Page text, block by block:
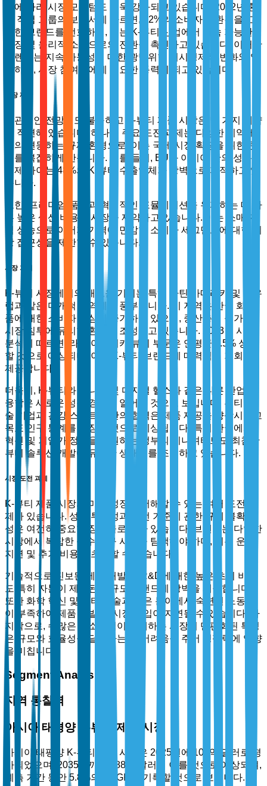
함에 따라 시장 모멘텀도 더욱 강화되고 있습니다. 2022년 환
경 작업 그룹의 보고서에 따르면, 62%의 소비자가 환경을 고
려한 브랜드를 선호하며, 이는 K-뷰티 산업에서 지속 가능한
포장 및 윤리적 소싱으로의 전환을 촉진하고 있습니다. 이러한
트렌드는 지속 가능성에 대한 광범위한 거시경제적 변화와 일
치하며, 시장 참여자에게 중요한 동력이 되고 있습니다.
시장 제약
낙관적인 전망에도 불구하고 K-뷰티 제품 시장은 몇 가지 제약
에 직면해 있습니다. 하나의 주요 도전 과제는 다양한 지역에
서의 변동하는 규제 환경으로, 이는 국제 시장 확장을 위한 준
수를 복잡하게 만듭니다. 예를 들어, EU와 아시아 간의 성분
규제 차이는 48%의 K-뷰티 수출업체가 장벽으로 지적하고 있
습니다.
또한, 프리미엄 품질과 혁신적인 포뮬레이션을 유지하는 데 따
른 높은 생산 비용이 시장을 제약하고 있습니다. 이는 소매 가
격 상승으로 이어져 가격에 민감한 소비자 세그먼트에 대한 시
장 접근성을 제한할 수 있습니다.
시장 기회
K-뷰티 시장에서의 새로운 기회는 특히 라틴 아메리카 및 동유
럽과 같은 미개척 지역에서 풍부합니다. 이 지역은 한국 화장
품에 대한 소비자 관심이 증가하고 있으며, 중산층의 증가로
시장 침투에 유리한 환경이 조성되고 있습니다. 2023년 시장
분석에 따르면, 라틴 아메리카 뷰티 부문은 연평균 7.5% 성장
할 것으로 예상되며, 이는 K-뷰티 브랜드에 매력적인 기회를
제공합니다.
더욱이, K-뷰티와 웰니스 및 디지털 헬스와 같은 다른 산업의
융합은 새로운 성장 경로를 열어줄 것으로 보입니다. 뷰티 기
술 기업과 건강 스타트업 간의 협력은 제품 제공을 향상시키고
목표 인구 통계를 확장할 것으로 예상됩니다. 특히 한국에서
혁신 및 기업가 정신을 지원하는 정부의 이니셔티브도 최첨단
뷰티 솔루션 개발에 유리한 생태계를 조성하고 있습니다.
시장 도전 과제
K-뷰티 제품 시장의 미래 성장을 저해할 수 있는 여러 도전 과
제가 있습니다. 성분 투명성과 안전 기준에 관한 규제 불확실
성은 여전히 중요한 장애물로 남아 있습니다. 브랜드는 다양한
시장에서 복잡한 준수 요구 사항을 탐색해야 하며, 이는 운영
지연 및 추가 비용을 초래할 수 있습니다.
기술적으로 진보된 제품 개발 및 R&D에 대한 높은 초기 비용
도 특히 자본이 제한된 소규모 브랜드에 장벽을 제공합니다.
또한 화학 혁신 및 뷰티 기술과 같은 분야에서 숙련된 노동력
이 부족하여 제품 개발 및 시장 진입이 지연될 수 있습니다. 마
지막으로, 수많은 중소기업이 존재하는 시장의 단편화된 특성
은 규모와 효율성을 달성하는 데 어려움을 주어 경쟁력에 영향
을 미칩니다.
Segment Analysis
지역 통찰력
아시아 태평양 K-뷰티 제품 시장
아시아 태평양 K-뷰티 제품 시장은 2025년에 105억 달러로 평
가되었으며, 2035년까지 188억 달러에 이를 것으로 예상되며,
예측 기간 동안 5.8%의 CAGR을 기록할 것으로 보입니다. 이